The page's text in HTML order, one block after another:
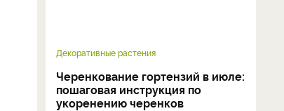
Декоративные растения
Черенкование гортензий в июле:
пошаговая инструкция по
укоренению черенков